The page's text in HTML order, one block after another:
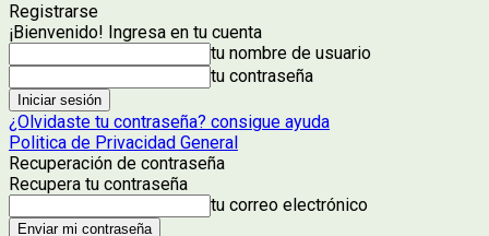
Registrarse
¡Bienvenido! Ingresa en tu cuenta
tu nombre de usuario
tu contraseña
¿Olvidaste tu contraseña? consigue ayuda
Politica de Privacidad General
Recuperación de contraseña
Recupera tu contraseña
tu correo electrónico